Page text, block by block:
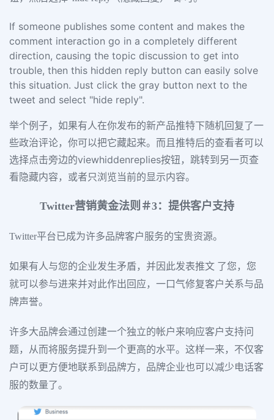
If someone publishes some content and makes the
comment interaction go in a completely different
direction, causing the topic discussion to get into
trouble, then this hidden reply button can easily solve
this situation. Just click the gray button next to the
tweet and select "hide reply".
举个例子，如果有人在你发布的新产品推特下随机回复了一
些政治评论，你可以把它藏起来。而且推特后的查看者可以
选择点击旁边的viewhiddenreplies按钮，跳转到另一页查
看隐藏内容，或者只浏览当前的显示内容。
Twitter营销黄金法则＃3：提供客户支持
Twitter平台已成为许多品牌客户服务的宝贵资源。
如果有人与您的企业发生矛盾，并因此发表推文 了您，您
就可以参与进来并对此作出回应，一口气修复客户关系与品
牌声誉。
许多大品牌会通过创建一个独立的帐户来响应客户支持问
题，从而将服务提升到一个更高的水平。这样一来，不仅客
户可以更方便地联系到品牌方，品牌企业也可以减少电话客
服的数量了。